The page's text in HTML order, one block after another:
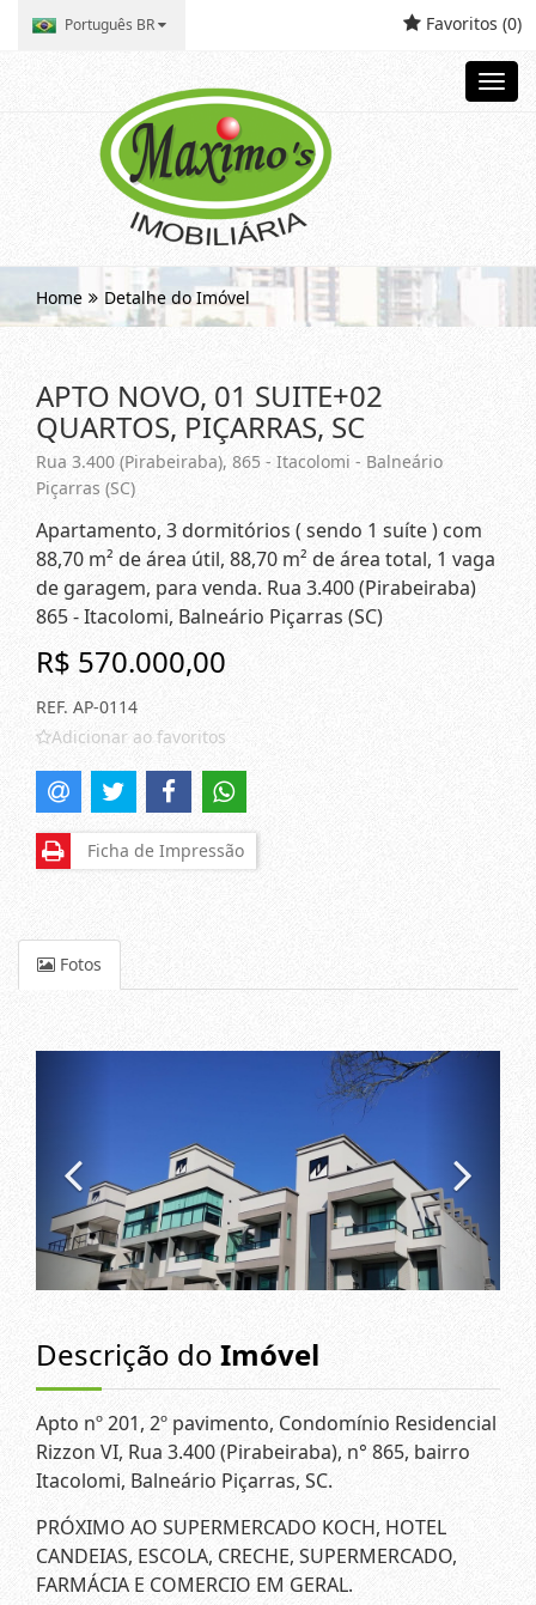
Português BR Favoritos (0)
Home Detalhe do Imóvel
APTO NOVO, 01 SUITE+02
QUARTOS, PIÇARRAS, SC
Rua 3.400 (Pirabeiraba), 865 - Itacolomi - Balneário
Piçarras (SC)
Apartamento, 3 dormitórios ( sendo 1 suíte ) com
88,70 m² de área útil, 88,70 m² de área total, 1 vaga
de garagem, para venda. Rua 3.400 (Pirabeiraba)
865 - Itacolomi, Balneário Piçarras (SC)
R$ 570.000,00
REF. AP-0114
Adicionar ao favoritos
Ficha de Impressão
Fotos
Descrição do Imóvel
Apto nº 201, 2º pavimento, Condomínio Residencial
Rizzon VI, Rua 3.400 (Pirabeiraba), n° 865, bairro
Itacolomi, Balneário Piçarras, SC.
PRÓXIMO AO SUPERMERCADO KOCH, HOTEL
CANDEIAS, ESCOLA, CRECHE, SUPERMERCADO,
FARMÁCIA E COMERCIO EM GERAL.